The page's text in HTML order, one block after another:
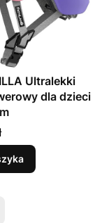
Ultralekki
dla dzieci
do ostatniej